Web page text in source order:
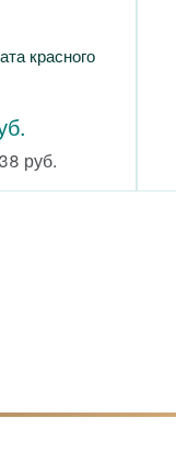
красного
руб.